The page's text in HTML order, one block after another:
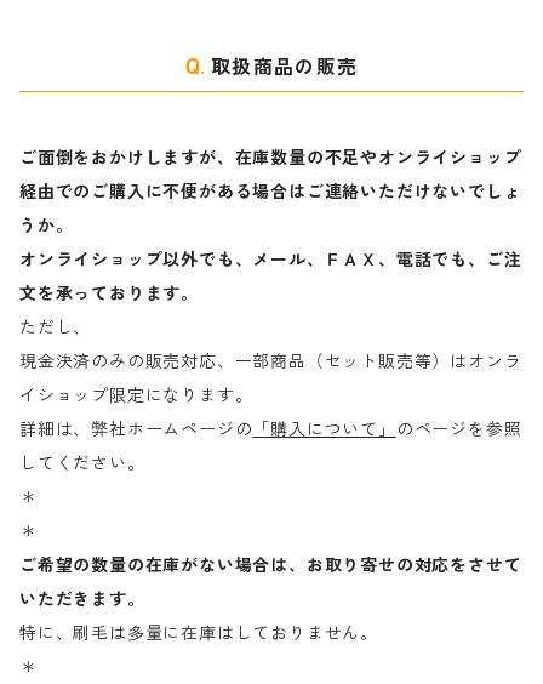
取扱商品の販売
ご面倒をおかけしますが、在庫数量の不足やオンライショップ
経由でのご購入に不便がある場合はご連絡いただけないでしょ
うか。
オンライショップ以外でも、メール、ＦＡＸ、電話でも、ご注
文を承っております。
ただし、
現金決済のみの販売対応、一部商品（セット販売等）はオンラ
イショップ限定になります。
詳細は、弊社ホームページの 「購入について」
のページを参照
してください。
＊
＊
ご希望の数量の在庫がない場合は、お取り寄せの対応をさせて
いただきます。
特に、刷毛は多量に在庫はしておりません。
＊